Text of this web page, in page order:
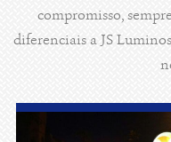
compromisso,
diferenciais a JS